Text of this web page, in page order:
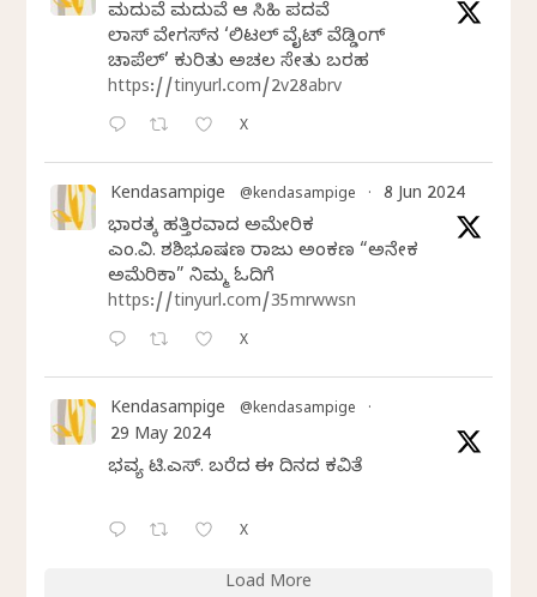
ಮದುವೆ ಮದುವೆ ಆ ಸಿಹಿ ಪದವೆ
ಲಾಸ್‌ ವೇಗಸ್‌ನ ‘ಲಿಟಲ್ ವೈಟ್ ವೆಡ್ಡಿಂಗ್
ಚಾಪೆಲ್’ ಕುರಿತು ಅಚಲ ಸೇತು ಬರಹ
https://tinyurl.com/2v28abrv
X
Kendasampige @kendasampige · 8 Jun 2024
ಭಾರತಕ್ಕೆ ಹತ್ತಿರವಾದ ಅಮೇರಿಕ
ಎಂ.ವಿ. ಶಶಿಭೂಷಣ ರಾಜು ಅಂಕಣ “ಅನೇಕ
ಅಮೆರಿಕಾ” ನಿಮ್ಮ ಓದಿಗೆ
https://tinyurl.com/35mrwwsn
X
Kendasampige @kendasampige ·
29 May 2024
ಭವ್ಯ ಟಿ.ಎಸ್. ಬರೆದ ಈ ದಿನದ ಕವಿತೆ
X
Load More